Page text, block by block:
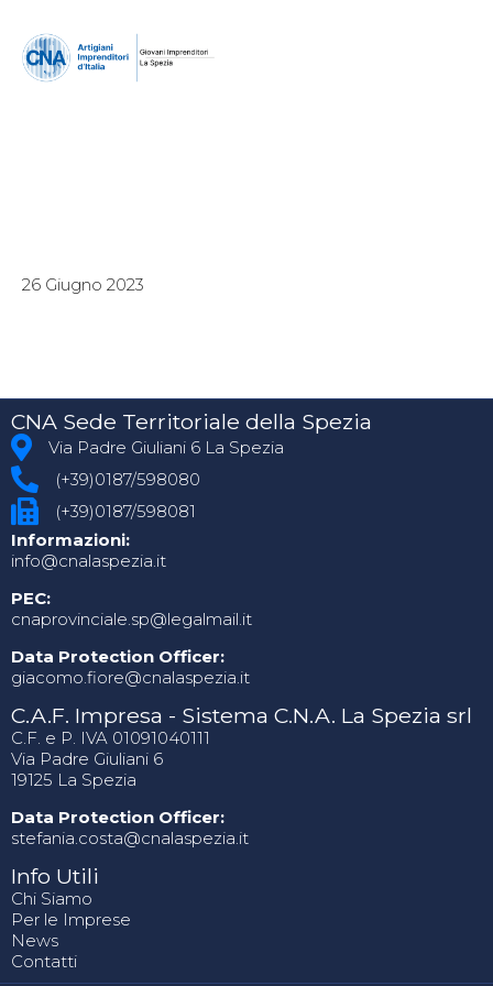
26 Giugno 2023
CNA Sede Territoriale della Spezia
Via Padre Giuliani 6 La Spezia
(+39)0187/598080
(+39)0187/598081
Informazioni:
info@cnalaspezia.it
PEC:
cnaprovinciale.sp@legalmail.it
Data Protection Officer:
giacomo.fiore@cnalaspezia.it
C.A.F. Impresa - Sistema C.N.A. La Spezia srl
C.F. e P. IVA 01091040111
Via Padre Giuliani 6
19125 La Spezia
Data Protection Officer:
stefania.costa@cnalaspezia.it
Info Utili
Chi Siamo
Per le Imprese
News
Contatti